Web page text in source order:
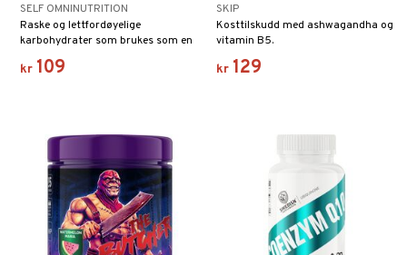
SELF OMNINUTRITION
Raske og lettfordøyelige
karbohydrater som brukes som en
rask og praktisk energi- og
restitusjonstilskudd.
kr 109
SKIP
Kosttilskudd med ashwagandha og
vitamin B5.
kr 129